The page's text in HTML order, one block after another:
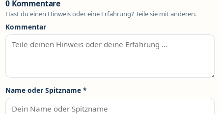
0 Kommentare
Hast du einen Hinweis oder eine Erfahrung? Teile sie mit anderen.
Kommentar
Name oder Spitzname *